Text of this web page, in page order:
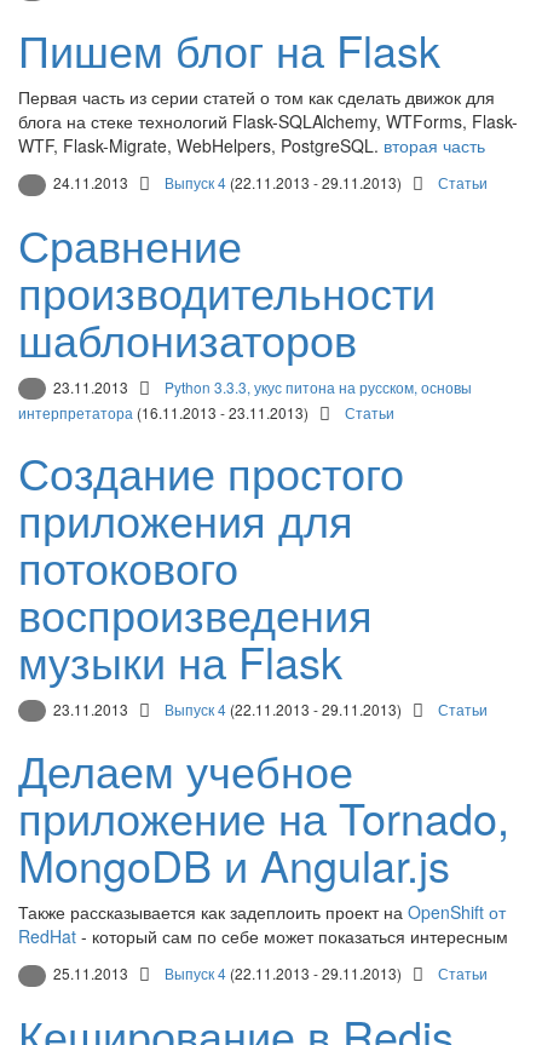
Пишем блог на Flask
Первая часть из серии статей о том как сделать движок для
блога на стеке технологий Flask-SQLAlchemy, WTForms, Flask-
WTF, Flask-Migrate, WebHelpers, PostgreSQL. вторая часть
24.11.2013 Выпуск 4 (22.11.2013 - 29.11.2013) Статьи
Сравнение
производительности
шаблонизаторов
23.11.2013
Python 3.3.3, укус питона на русском, основы
интерпретатора (16.11.2013 - 23.11.2013) Статьи
Создание простого
приложения для
потокового
воспроизведения
музыки на Flask
23.11.2013 Выпуск 4 (22.11.2013 - 29.11.2013) Статьи
Делаем учебное
приложение на Tornado,
MongoDB и Angular.js
Также рассказывается как задеплоить проект на OpenShift от
RedHat - который сам по себе может показаться интересным
25.11.2013 Выпуск 4 (22.11.2013 - 29.11.2013) Статьи